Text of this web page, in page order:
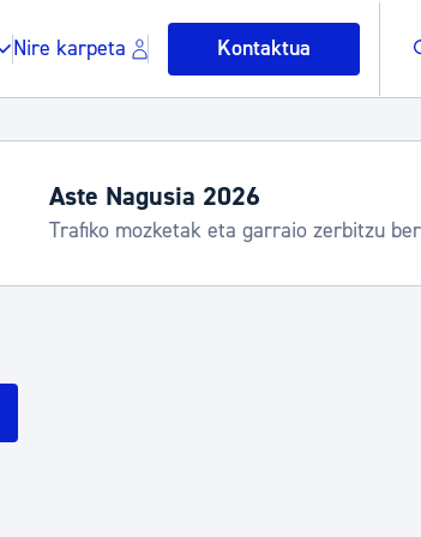
Nire karpeta Kontaktua
Gune publikoa, hondakinak eta ingurumena
Udako ordutegiak eta zerbitzuak
Udalinfo, Donostia Kirola, Donostia Kultura,
Urgull, Hondalea, Turismoa